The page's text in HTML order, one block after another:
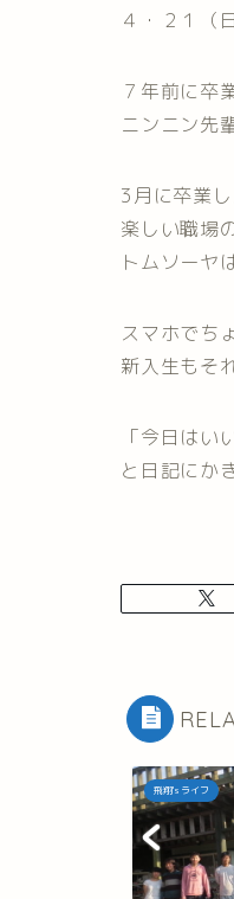
４・２１
７年前に卒
ニンニン先
3月に卒業
楽しい職場
トムソーヤ
スマホでち
新入生もそ
「今日はい
と日記にか
飛翔's ライフ